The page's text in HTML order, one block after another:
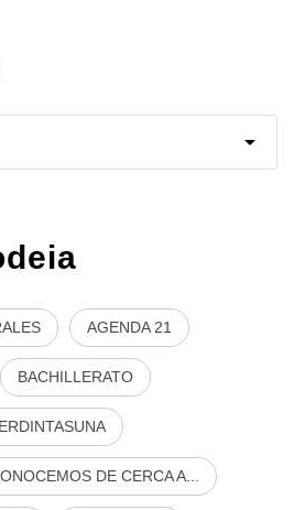
AGENDA 21
BACHILLERATO
DE CERCA A...